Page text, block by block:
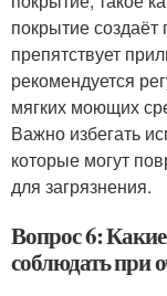
покрытие
препятствует
рекомендуется
мягких моющих
Важно избегать
которые могут
для загрязнения.
Вопрос 6:
соблюдать при